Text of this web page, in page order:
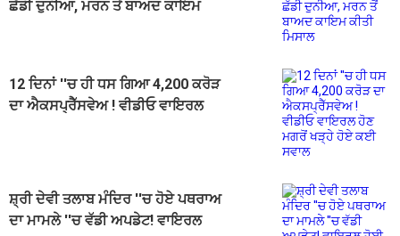
ਛੱਡੀ ਦੁਨੀਆ, ਮਰਨ ਤੋਂ ਬਾਅਦ ਕਾਇਮ
12 ਦਿਨਾਂ ''ਚ ਹੀ ਧਸ ਗਿਆ 4,200 ਕਰੋੜ
ਦਾ ਐਕਸਪ੍ਰੈੱਸਵੇਅ ! ਵੀਡੀਓ ਵਾਇਰਲ
ਸ਼੍ਰੀ ਦੇਵੀ ਤਲਾਬ ਮੰਦਿਰ ''ਚ ਹੋਏ ਪਥਰਾਅ
ਦਾ ਮਾਮਲੇ ''ਚ ਵੱਡੀ ਅਪਡੇਟ! ਵਾਇਰਲ